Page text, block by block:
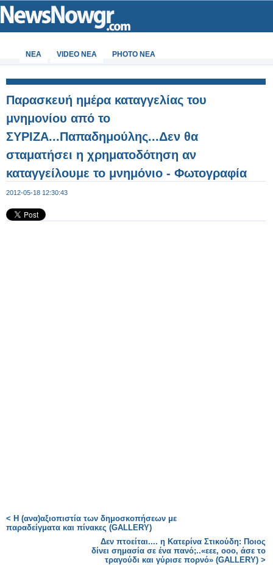
ΝΕΑ VIDEO NEA PHOTO NEA
Παρασκευή ημέρα καταγγελίας του
μνημονίου από το
ΣΥΡΙΖΑ...Παπαδημούλης...Δεν θα
σταματήσει η χρηματοδότηση αν
καταγγείλουμε το μνημόνιο - Φωτογραφία
2012-05-18 12:30:43
< H (ανα)αξιοπιστία των δημοσκοπήσεων με
παραδείγματα και πίνακες (GALLERY)
Δεν πτοείται.... η Κατερίνα Στικούδη: Ποιος
δίνει σημασία σε ένα πανό;..«εεε, οοο, άσε το
τραγούδι και γύρισε πορνό» (GALLERY) >